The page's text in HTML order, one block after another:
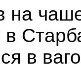
на
в
в